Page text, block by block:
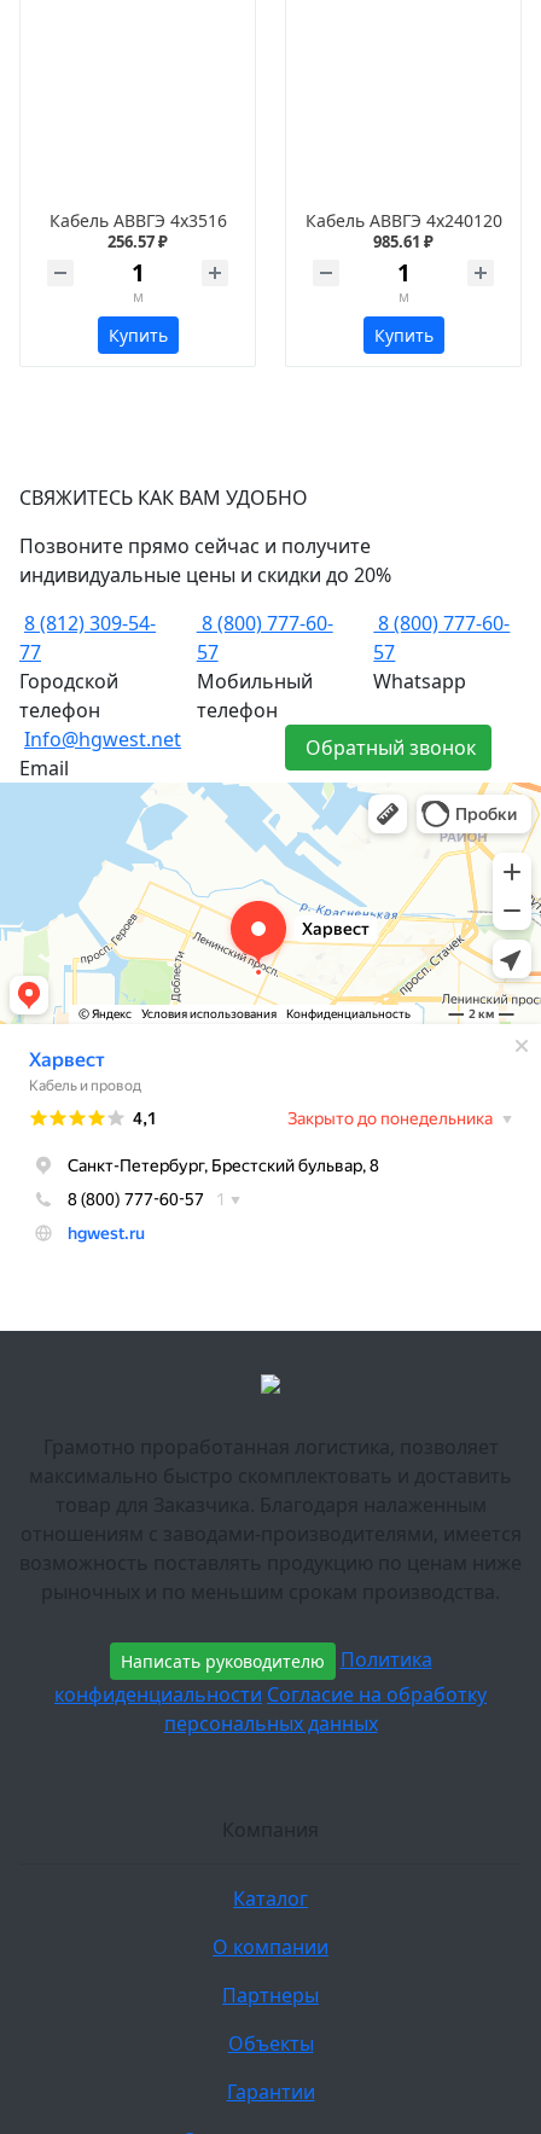
Кабель АВВГЭ 4х3516
256.57 ₽
м
Купить
Кабель АВВГЭ 4х240120
985.61 ₽
м
Купить
СВЯЖИТЕСЬ КАК ВАМ УДОБНО
Позвоните прямо сейчас и получите
индивидуальные цены и скидки до 20%
8 (812) 309-54-
77
Городской
телефон
8 (800) 777-60-
57
Мобильный
телефон
8 (800) 777-60-
57
Whatsapp
Info@hgwest.net
Email
Обратный звонок
Грамотно проработанная логистика, позволяет
максимально быстро скомплектовать и доставить
товар для Заказчика. Благодаря налаженным
отношениям с заводами-производителями, имеется
возможность поставлять продукцию по ценам ниже
рыночных и по меньшим срокам производства.
Написать руководителю
Политика
конфиденциальности Согласие на обработку
персональных данных
Компания
Каталог
О компании
Партнеры
Объекты
Гарантии